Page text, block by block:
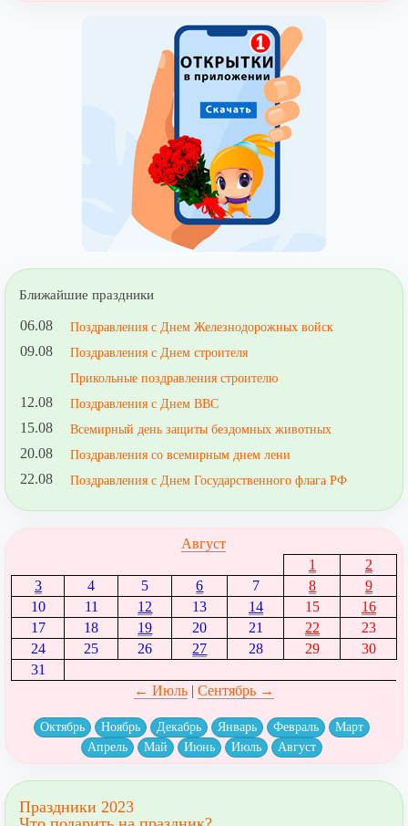
Ближайшие праздники
06.08 Поздравления с Днем Железнодорожных войск
09.08
Поздравления с Днем строителя
Прикольные поздравления строителю
12.08 Поздравления с Днем ВВС
15.08 Всемирный день защиты бездомных животных
20.08 Поздравления со всемирным днем лени
22.08 Поздравления с Днем Государственного флага РФ
Август
1
2
3
4 5 6 7 8
9
10
11 12 13 14 15
16
17
18 19 20 21 22
23
24
25 26 27 28 29
30
31
← Июль| Сентябрь →
Октябрь Ноябрь Декабрь Январь Февраль
Март
Апрель
Май Июнь Июль Август
Праздники 2023